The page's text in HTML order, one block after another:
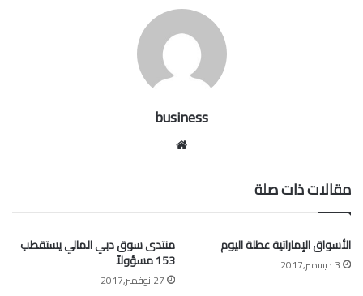
business
مقالات ذات صلة
الأسواق الإماراتية عطلة اليوم
3 ديسمبر,2017
منتدى سوق دبي المالي يستقطب
153 مسؤولاً
27 نوفمبر,2017